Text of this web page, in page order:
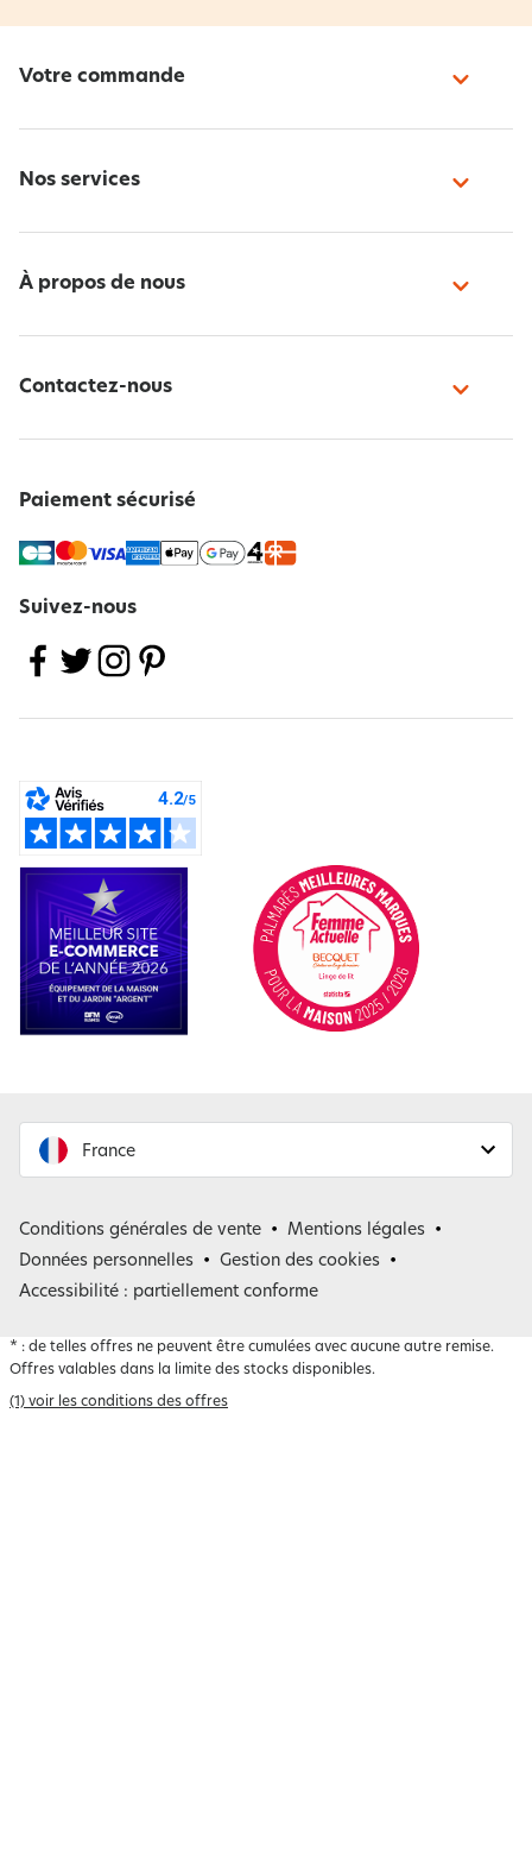
Votre commande
Nos services
À propos de nous
Contactez-nous
Paiement sécurisé
Suivez-nous
France
Belgique
Conditions générales de vente
Mentions légales
Données personnelles
Gestion des cookies
Accessibilité : partiellement conforme
* : de telles offres ne peuvent être cumulées avec aucune autre remise.
Offres valables dans la limite des stocks disponibles.
(1) voir les conditions des offres